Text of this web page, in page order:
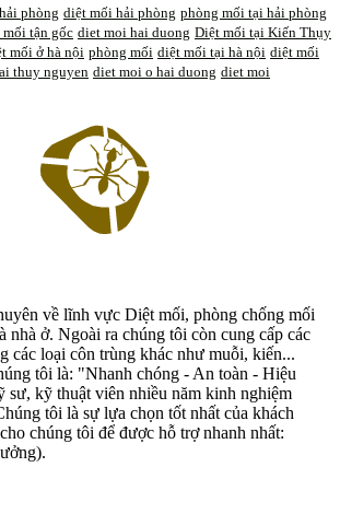
phòng diệt mối hải phòng phòng mối tại hải phòng
tận gốc diet moi hai duong Diệt mối tại Kiến Thụy
mối ở hà nội phòng mối diệt mối tại hà nội diệt mối
thuy nguyen diet moi o hai duong diet moi
về lĩnh vực Diệt mối, phòng chống mối
nhà ở. Ngoài ra chúng tôi còn cung cấp các
các loại côn trùng khác như muỗi, kiến...
tôi là: "Nhanh chóng - An toàn - Hiệu
kỹ thuật viên nhiều năm kinh nghiệm
tôi là sự lựa chọn tốt nhất của khách
chúng tôi để được hỗ trợ nhanh nhất: